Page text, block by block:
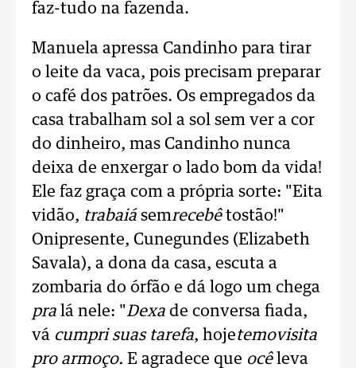
faz-tudo na fazenda.
Manuela apressa Candinho para tirar
o leite da vaca, pois precisam preparar
o café dos patrões. Os empregados da
casa trabalham sol a sol sem ver a cor
do dinheiro, mas Candinho nunca
deixa de enxergar o lado bom da vida!
Ele faz graça com a própria sorte: "Eita
vidão, trabaiá semrecebêtostão!"
Onipresente, Cunegundes (Elizabeth
Savala), a dona da casa, escuta a
zombaria do órfão e dá logo um chega
pra lá nele: "Dexa de conversa fiada,
vá cumpri suas tarefa, hojetemovisita
pro armoço. E agradece que ocêleva